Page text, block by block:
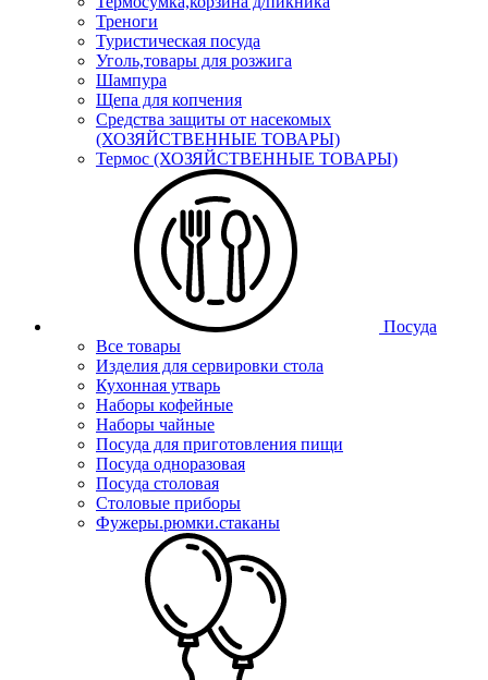
Треноги
Туристическая посуда
Уголь,товары для розжига
Шампура
Щепа для копчения
Средства защиты от насекомых
(ХОЗЯЙСТВЕННЫЕ ТОВАРЫ)
Термос (ХОЗЯЙСТВЕННЫЕ ТОВАРЫ)
Посуда
Все товары
Изделия для сервировки стола
Кухонная утварь
Наборы кофейные
Наборы чайные
Посуда для приготовления пищи
Посуда одноразовая
Посуда столовая
Столовые приборы
Фужеры.рюмки.стаканы